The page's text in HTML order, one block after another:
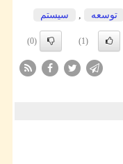
توسعه سیستم
(1)
(0)